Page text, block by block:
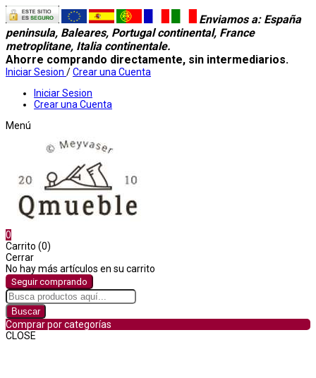
Enviamos a: España
peninsula, Baleares, Portugal continental, France
metroplitane, Italia continentale.
Ahorre comprando directamente, sin intermediarios.
Iniciar Sesion /Crear una Cuenta
Iniciar Sesion
Crear una Cuenta
Menú
0
Carrito (0)
Cerrar
No hay más artículos en su carrito
Seguir comprando
Buscar
Comprar por categorías
CLOSE